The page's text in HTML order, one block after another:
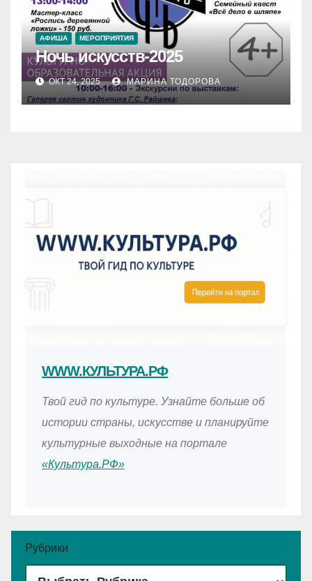
WWW.КУЛЬТУРА.РФ
Твой гид по культуре. Узнайте больше об
истории страны, искусстве и планируйте
культурные выходные на портале
«Культура.РФ»
Рубрики
АФИША МЕРОПРИЯТИЯ
Ночь искусств-2025
ОКТ 24, 2025 МАРИНА ТОДОРОВА